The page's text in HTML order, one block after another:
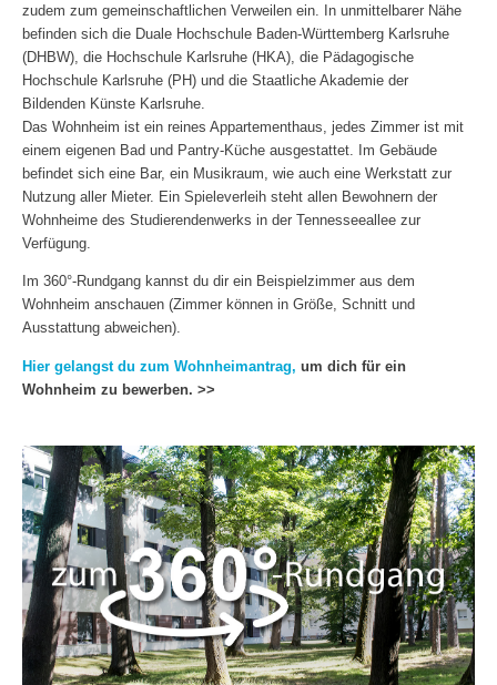
zudem zum gemeinschaftlichen Verweilen ein. In unmittelbarer Nähe
befinden sich die Duale Hochschule Baden-Württemberg Karlsruhe
(DHBW), die Hochschule Karlsruhe (HKA), die Pädagogische
Hochschule Karlsruhe (PH) und die Staatliche Akademie der
Bildenden Künste Karlsruhe.
Das Wohnheim ist ein reines Appartementhaus, jedes Zimmer ist mit
einem eigenen Bad und Pantry-Küche ausgestattet. Im Gebäude
befindet sich eine Bar, ein Musikraum, wie auch eine Werkstatt zur
Nutzung aller Mieter. Ein Spieleverleih steht allen Bewohnern der
Wohnheime des Studierendenwerks in der Tennesseeallee zur
Verfügung.
Im 360°-Rundgang kannst du dir ein Beispielzimmer aus dem
Wohnheim anschauen (Zimmer können in Größe, Schnitt und
Ausstattung abweichen).
Hier gelangst du zum Wohnheimantrag, um dich für ein
Wohnheim zu bewerben. >>